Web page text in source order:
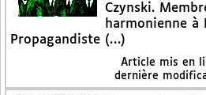
Czynski.
harmonienne à
Propagandiste (…)
Article mis en
dernière